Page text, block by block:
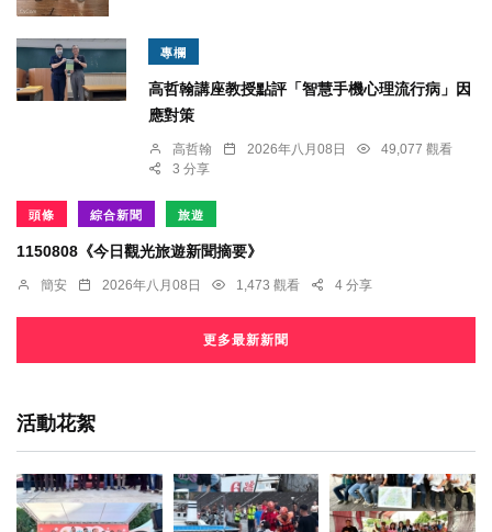
專欄
高哲翰講座教授點評「智慧手機心理流行病」因
應對策
高哲翰 2026年八月08日
49,077 觀看
3 分享
頭條 綜合新聞 旅遊
1150808《今日觀光旅遊新聞摘要》
簡安 2026年八月08日 1,473 觀看 4 分享
更多最新新聞
活動花絮